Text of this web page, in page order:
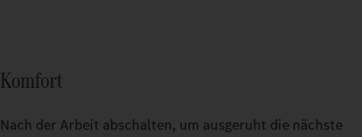
Komfort
Nach der Arbeit abschalten, um ausgeruht die nächste